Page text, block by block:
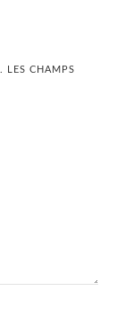
LES CHAMPS